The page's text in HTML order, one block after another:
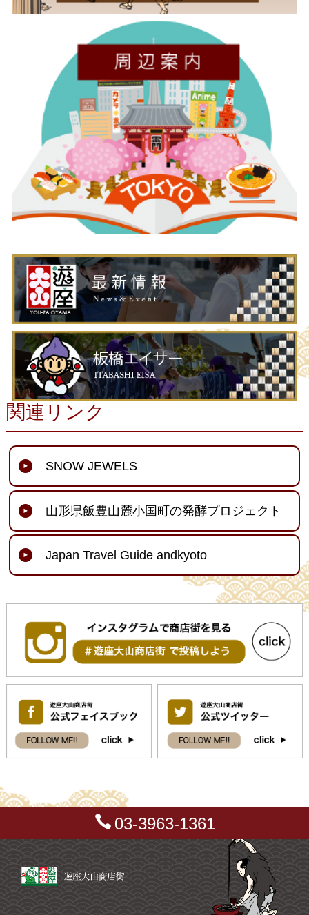
関連リンク
SNOW JEWELS
山形県飯豊山麓小国町の発酵プロジェクト
Japan Travel Guide andkyoto
03-3963-1361